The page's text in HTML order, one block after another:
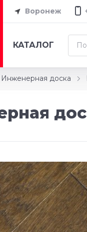
Воронеж
КАТАЛОГ
Инженерная доска